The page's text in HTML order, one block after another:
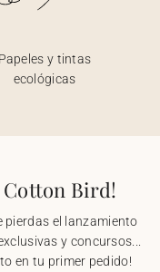
Papeles y tintas
ecológicas
Cotton Bird!
pierdas el lanzamiento
y concursos...
en tu primer pedido!